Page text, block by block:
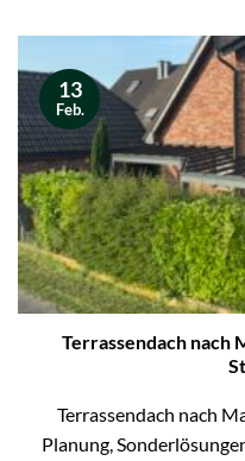
Terrassendach nach
Terrassendach nach
Planung,
13
Feb.